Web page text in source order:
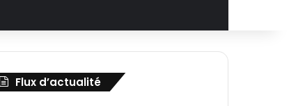
Flux d’actualité